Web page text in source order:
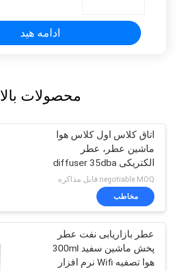
ادامه هید
محصولات بالا
اتاق کلاس اول کلاس هوا
ماشین عطر، عطر
الکتریکی diffuser 35dba
Noise
negotiable MOQ:قابل مذاکره
مخاطب
عطر بازاریابی نفت عطر
پخش ماشین سفید 300ml
هوا تصفیه Wifi نرم افزار